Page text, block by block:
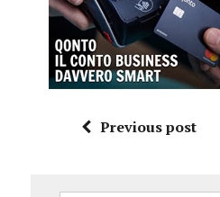
Previous post